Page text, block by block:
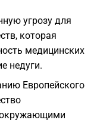
угрозу для
которая
медицинских
недуги.
Европейского
окружающими